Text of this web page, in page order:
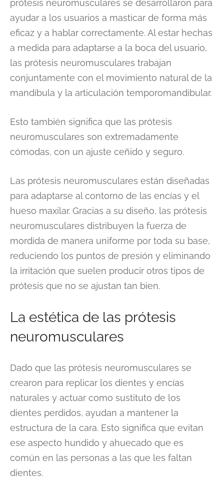
prótesis neuromusculares se desarrollaron para
ayudar a los usuarios a masticar de forma más
eficaz y a hablar correctamente. Al estar hechas
a medida para adaptarse a la boca del usuario,
las prótesis neuromusculares trabajan
conjuntamente con el movimiento natural de la
mandíbula y la articulación temporomandibular.
Esto también significa que las prótesis
neuromusculares son extremadamente
cómodas, con un ajuste ceñido y seguro.
Las prótesis neuromusculares están diseñadas
para adaptarse al contorno de las encías y el
hueso maxilar. Gracias a su diseño, las prótesis
neuromusculares distribuyen la fuerza de
mordida de manera uniforme por toda su base,
reduciendo los puntos de presión y eliminando
la irritación que suelen producir otros tipos de
prótesis que no se ajustan tan bien.
La estética de las prótesis
neuromusculares
Dado que las prótesis neuromusculares se
crearon para replicar los dientes y encías
naturales y actuar como sustituto de los
dientes perdidos, ayudan a mantener la
estructura de la cara. Esto significa que evitan
ese aspecto hundido y ahuecado que es
común en las personas a las que les faltan
dientes.